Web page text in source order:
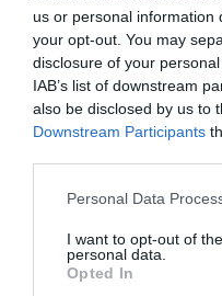
us or personal information
your opt-out. You may
disclosure of your
IAB’s list of downstream
also be disclosed by us to
Downstream Participants
Please note that this
not limited to your visit or
grant or deny consent to
use your data for below
Personal Data
I want to opt-out of
personal data.
Opted In